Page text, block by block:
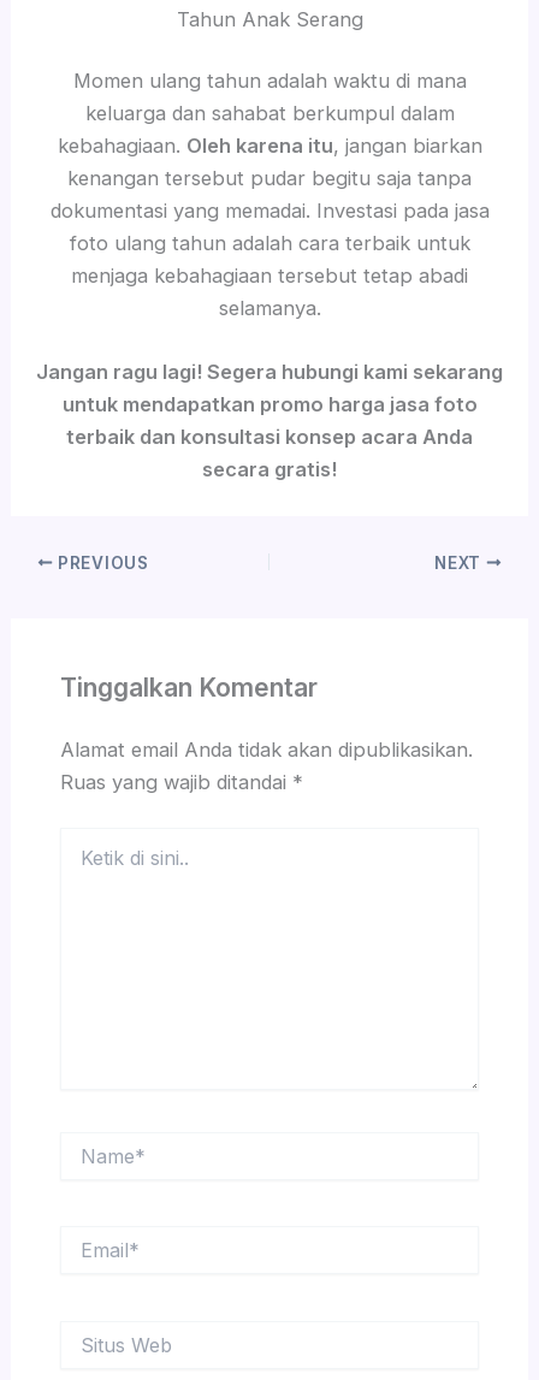
Tahun Anak Serang
Momen ulang tahun adalah waktu di mana
keluarga dan sahabat berkumpul dalam
kebahagiaan. Oleh karena itu, jangan biarkan
kenangan tersebut pudar begitu saja tanpa
dokumentasi yang memadai. Investasi pada jasa
foto ulang tahun adalah cara terbaik untuk
menjaga kebahagiaan tersebut tetap abadi
selamanya.
Jangan ragu lagi! Segera hubungi kami sekarang
untuk mendapatkan promo harga jasa foto
terbaik dan konsultasi konsep acara Anda
secara gratis!
PREVIOUS NEXT
Tinggalkan Komentar
Alamat email Anda tidak akan dipublikasikan.
Ruas yang wajib ditandai *
Web